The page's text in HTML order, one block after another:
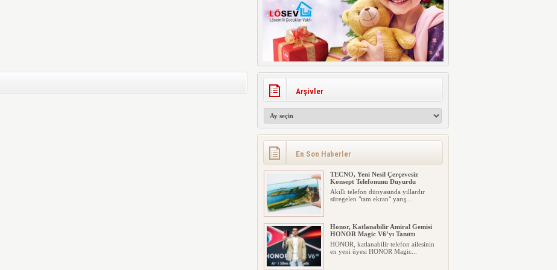
Arşivler
En Son Haberler
TECNO, Yeni Nesil Çerçevesiz
Konsept Telefonunu Duyurdu
Akıllı telefon dünyasında yıllardır
süregelen "tam ekran" yarış...
Honor, Katlanabilir Amiral Gemisi
HONOR Magic V6’yı Tanıttı
HONOR, katlanabilir telefon ailesinin
en yeni üyesi HONOR Magic...